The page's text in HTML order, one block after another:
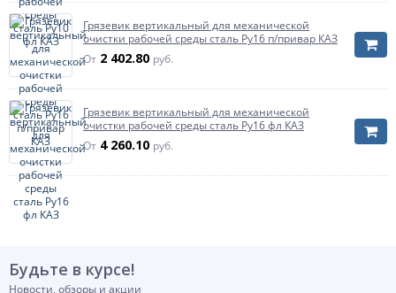
Грязевик вертикальный для механической
очистки рабочей среды сталь Ру16 п/привар КАЗ
От 2 402.80 руб.
Грязевик вертикальный для механической
очистки рабочей среды сталь Ру16 фл КАЗ
От 4 260.10 руб.
Будьте в курсе!
Новости, обзоры и акции